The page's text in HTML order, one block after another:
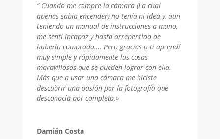
“ Cuando me compre la cámara (La cual
apenas sabia encender) no tenía ni idea y, aun
teniendo un manual de instrucciones a mano,
me sentí incapaz y hasta arrepentido de
haberla comprado…. Pero gracias a ti aprendí
muy simple y rápidamente las cosas
maravillosas que se pueden lograr con ella.
Más que a usar una cámara me hiciste
descubrir una pasión por la fotografía que
desconocía por completo.»
Damián Costa